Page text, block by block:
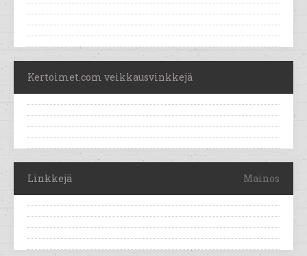
Kertoimet.com veikkausvinkkejä
Linkkejä Mainos